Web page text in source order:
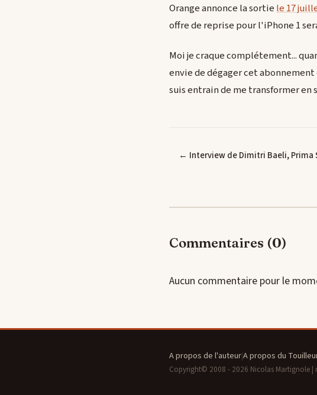
Orange annonce la sortie le 17
offre de reprise pour l'iPhone 1
Moi je craque complétement...
envie de dégager cet abonnement
suis entrain de me transformer en
← Interview de Dimitri Baeli, Prima
Commentaires (0)
Aucun commentaire pour le
A propos de l'auteur|A propos du
Copyright© 2008 - 2026 Nicolas Martignole |